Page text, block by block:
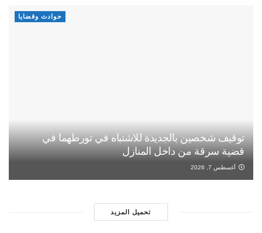
حوادث وقضايا
توقيف شخصين بالجديدة للاشتباه في تورطهما في
قضية سرقة من داخل المنازل
أغسطس 7, 2026
تحميل المزيد